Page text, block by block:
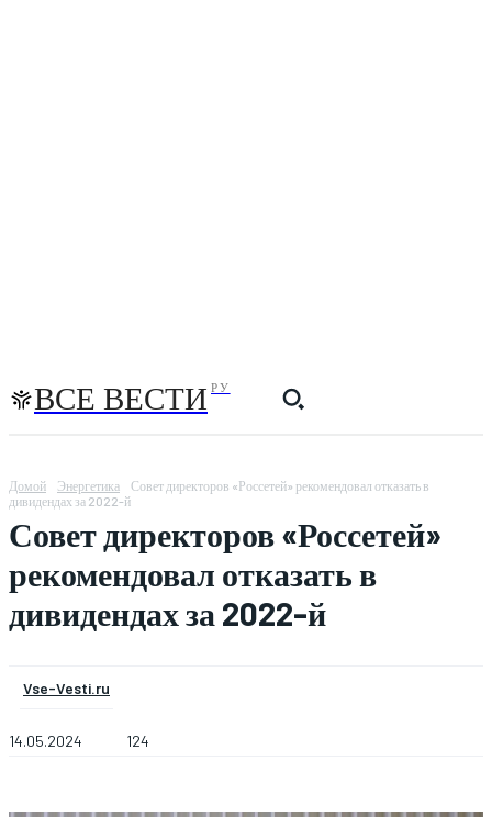
ВСЕ ВЕСТИ РУ
Домой Энергетика
Совет директоров «Россетей» рекомендовал отказать в
дивидендах за 2022-й
Совет директоров «Россетей»
рекомендовал отказать в
дивидендах за 2022-й
Vse-Vesti.ru
14.05.2024 124